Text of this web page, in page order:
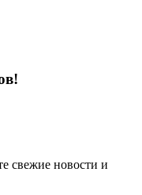
свежие новости и